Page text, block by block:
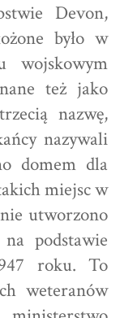
Devon,
było w
wojskowym
też jako
nazwę,
nazywali
domem dla
miejsc w
utworzono
podstawie
roku. To
weteranów